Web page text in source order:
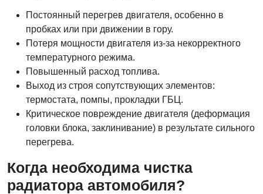
Постоянный перегрев двигателя, особенно в
пробках или при движении в гору.
Потеря мощности двигателя из-за некорректного
температурного режима.
Повышенный расход топлива.
Выход из строя сопутствующих элементов:
термостата, помпы, прокладки ГБЦ.
Критическое повреждение двигателя (деформация
головки блока, заклинивание) в результате сильного
перегрева.
Когда необходима чистка
радиатора автомобиля?